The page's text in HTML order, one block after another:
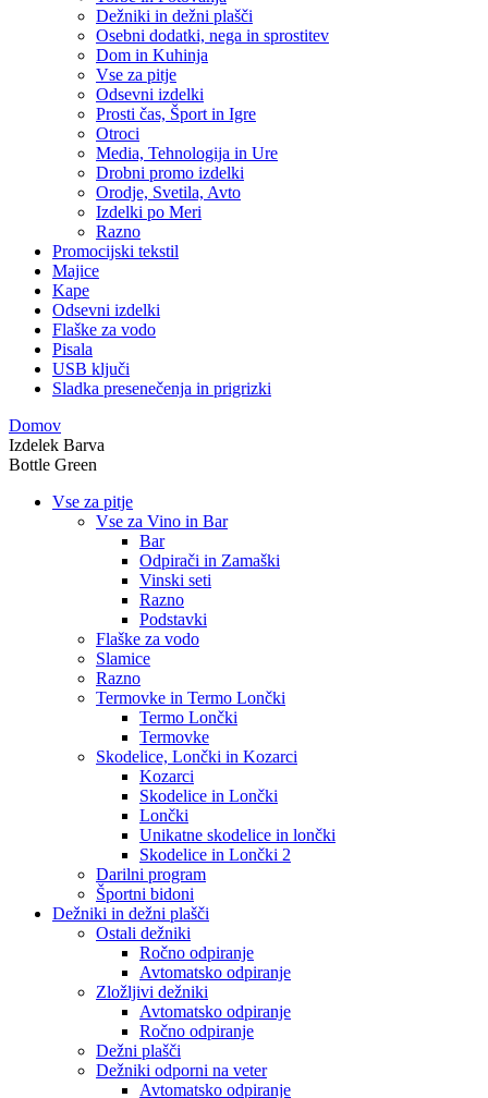
Dežniki in dežni plašči
Osebni dodatki, nega in sprostitev
Dom in Kuhinja
Vse za pitje
Odsevni izdelki
Prosti čas, Šport in Igre
Otroci
Media, Tehnologija in Ure
Drobni promo izdelki
Orodje, Svetila, Avto
Izdelki po Meri
Razno
Promocijski tekstil
Majice
Kape
Odsevni izdelki
Flaške za vodo
Pisala
USB ključi
Sladka presenečenja in prigrizki
Domov
Izdelek Barva
Bottle Green
Vse za pitje
Vse za Vino in Bar
Bar
Odpirači in Zamaški
Vinski seti
Razno
Podstavki
Flaške za vodo
Slamice
Razno
Termovke in Termo Lončki
Termo Lončki
Termovke
Skodelice, Lončki in Kozarci
Kozarci
Skodelice in Lončki
Lončki
Unikatne skodelice in lončki
Skodelice in Lončki 2
Darilni program
Športni bidoni
Dežniki in dežni plašči
Ostali dežniki
Ročno odpiranje
Avtomatsko odpiranje
Zložljivi dežniki
Avtomatsko odpiranje
Ročno odpiranje
Dežni plašči
Dežniki odporni na veter
Avtomatsko odpiranje